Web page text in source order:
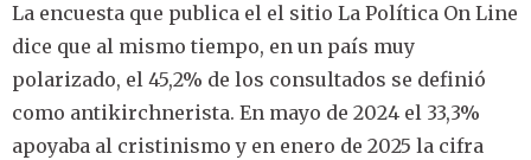
La encuesta que publica el el sitio La Política On Line
dice que al mismo tiempo, en un país muy
polarizado, el 45,2% de los consultados se definió
como antikirchnerista. En mayo de 2024 el 33,3%
apoyaba al cristinismo y en enero de 2025 la cifra